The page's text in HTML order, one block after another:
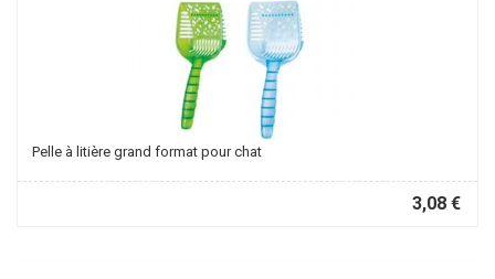
Pelle à litière grand format pour chat
3,08 €